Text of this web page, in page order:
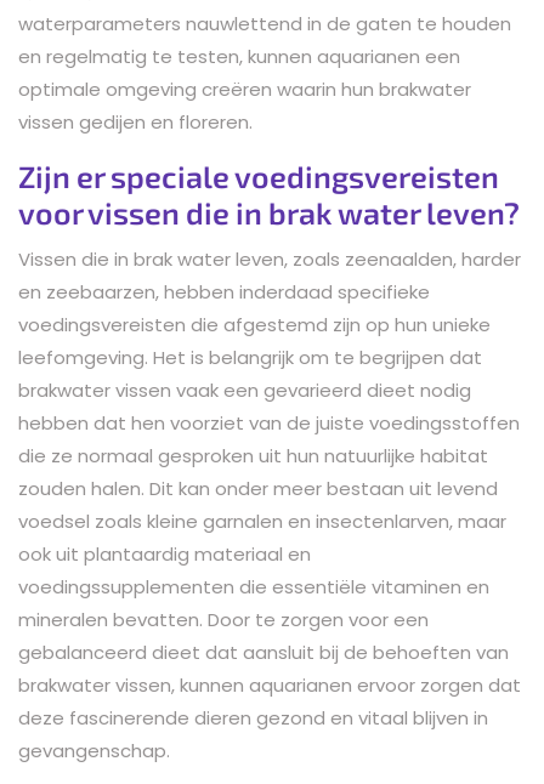
waterparameters nauwlettend in de gaten te houden
en regelmatig te testen, kunnen aquarianen een
optimale omgeving creëren waarin hun brakwater
vissen gedijen en floreren.
Zijn er speciale voedingsvereisten
voor vissen die in brak water leven?
Vissen die in brak water leven, zoals zeenaalden, harder
en zeebaarzen, hebben inderdaad specifieke
voedingsvereisten die afgestemd zijn op hun unieke
leefomgeving. Het is belangrijk om te begrijpen dat
brakwater vissen vaak een gevarieerd dieet nodig
hebben dat hen voorziet van de juiste voedingsstoffen
die ze normaal gesproken uit hun natuurlijke habitat
zouden halen. Dit kan onder meer bestaan uit levend
voedsel zoals kleine garnalen en insectenlarven, maar
ook uit plantaardig materiaal en
voedingssupplementen die essentiële vitaminen en
mineralen bevatten. Door te zorgen voor een
gebalanceerd dieet dat aansluit bij de behoeften van
brakwater vissen, kunnen aquarianen ervoor zorgen dat
deze fascinerende dieren gezond en vitaal blijven in
gevangenschap.